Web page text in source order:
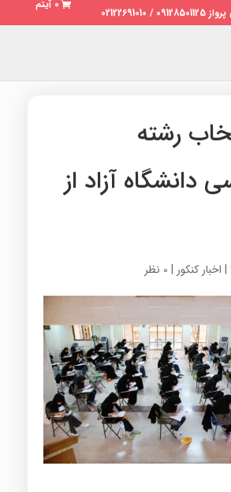
0 آیتم
رشته
دانشگاه آزاد از
| اخبار کنکور | 0 نظر